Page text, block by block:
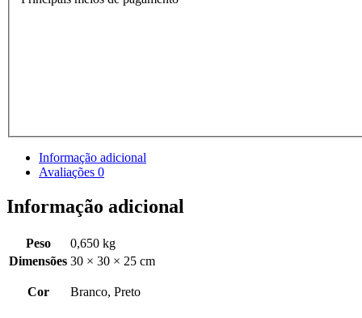
Informação adicional
Avaliações 0
Informação adicional
Peso
0,650 kg
Dimensões 30 × 30 × 25 cm
Cor Branco, Preto